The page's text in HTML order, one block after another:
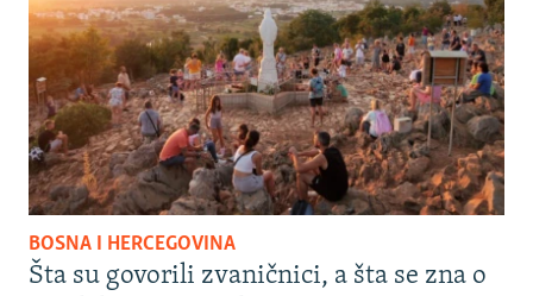
BOSNA I HERCEGOVINA
Šta su govorili zvaničnici, a šta se zna o